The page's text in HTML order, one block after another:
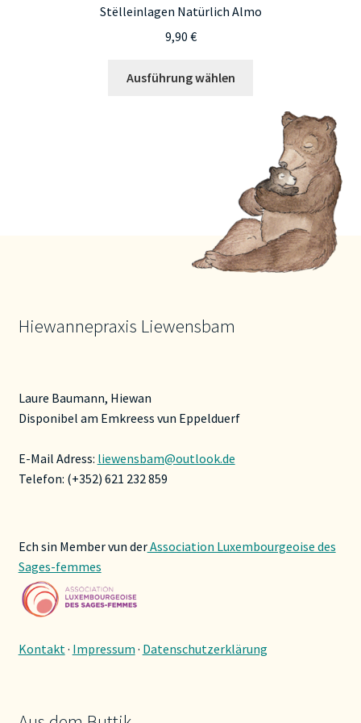
Stëlleinlagen Natürlich Almo
9,90 €
Ausführung wählen
mehrere
Varianten
auf.
Die
Optionen
können
auf
der
Hiewannepraxis Liewensbam
Laure Baumann, Hiewan
Disponibel am Emkreess vun Eppelduerf
E-Mail Adress: liewensbam@outlook.de
Telefon: (+352) 621 232 859
Ech sin Member vun derAssociation Luxembourgeoise des
Sages-femmes
Kontakt · Impressum · Datenschutzerklärung